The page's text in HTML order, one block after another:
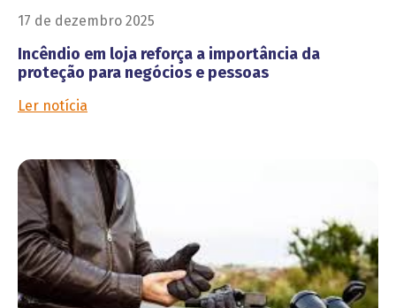
17 de dezembro 2025
Incêndio em loja reforça a importância da
proteção para negócios e pessoas
Ler notícia